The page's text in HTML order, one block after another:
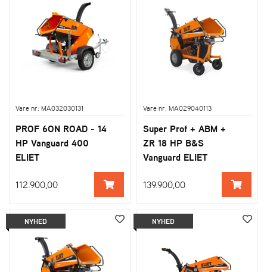
Vare nr: MA032030131
PROF 6ON ROAD - 14
HP Vanguard 400
ELIET
112.900,00
Vare nr: MA029040113
Super Prof + ABM +
ZR 18 HP B&S
Vanguard ELIET
139.900,00
NYHED NYHED